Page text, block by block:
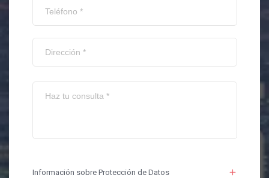
Información sobre Protección de Datos